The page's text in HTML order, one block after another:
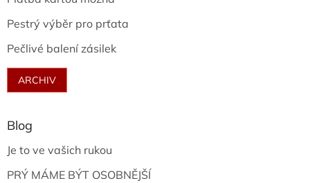
Pestrý výběr pro prťata
Pečlivé balení zásilek
ARCHIV
Blog
Je to ve vašich rukou
PRÝ MÁME BÝT OSOBNĚJŠÍ